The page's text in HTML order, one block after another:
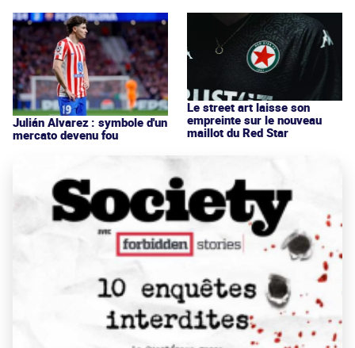
Julián Alvarez : symbole d'un
mercato devenu fou
Le street art laisse son
empreinte sur le nouveau
maillot du Red Star